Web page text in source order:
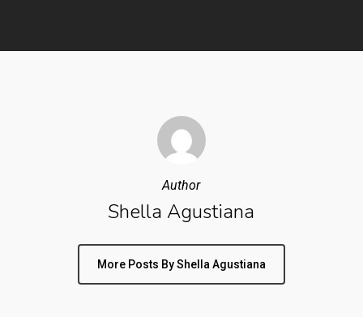
Author
Shella Agustiana
More Posts By Shella Agustiana